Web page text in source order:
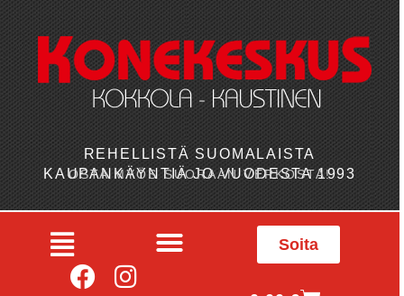
REHELLISTÄ SUOMALAISTA
KAUPANKÄYNTIÄ JO VUODESTA 1993
OSTA MYÖS SUORAAN VERKOSTA!
Soita